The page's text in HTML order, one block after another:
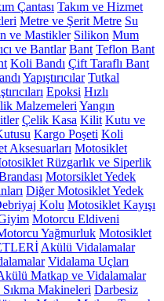
Çantası Takım ve Hizmet
Metre ve Şerit Metre Su
ve Mastikler Silikon Mum
ve Bantlar Bant Teflon Bant
Koli Bandı Çift Taraflı Bant
Yapıştırıcılar Tutkal
Epoksi Hızlı
Malzemeleri Yangın
Çelik Kasa Kilit Kutu ve
Kargo Poşeti Koli
Aksesuarları Motosiklet
Rüzgarlık ve Siperlik
Motorsiklet Yedek
Diğer Motosiklet Yedek
Kolu Motosiklet Kayışı
Motorcu Eldiveni
Yağmurluk Motosiklet
Akülü Vidalamalar
Vidalama Uçları
Matkap ve Vidalamalar
Sıkma Makineleri Darbesiz